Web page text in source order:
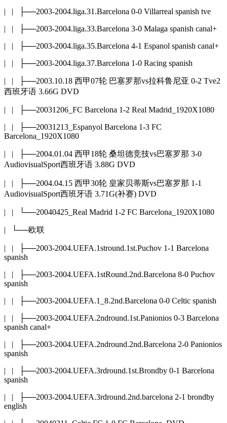
| | ├──2003-2004.liga.31.Barcelona 0-0 Villarreal spanish tve
| | ├──2003-2004.liga.33.Barcelona 3-0 Malaga spanish canal+
| | ├──2003-2004.liga.35.Barcelona 4-1 Espanol spanish canal+
| | ├──2003-2004.liga.37.Barcelona 1-0 Racing spanish
| | ├──2003.10.18 西甲07轮 巴塞罗那vs拉科鲁尼亚 0-2 Tve2
西班牙语 3.66G DVD
| | ├──20031206_FC Barcelona 1-2 Real Madrid_1920X1080
| | ├──20031213_Espanyol Barcelona 1-3 FC
Barcelona_1920X1080
| | ├──2004.01.04 西甲18轮 桑坦德竞技vs巴塞罗那 3-0
AudiovisualSport西班牙语 3.88G DVD
| | ├──2004.04.15 西甲30轮 皇家贝蒂斯vs巴塞罗那 1-1
AudiovisualSport西班牙语 3.71G(补赛) DVD
| | └──20040425_Real Madrid 1-2 FC Barcelona_1920X1080
| └──欧联
| | ├──2003-2004.UEFA.1stround.1st.Puchov 1-1 Barcelona
spanish
| | ├──2003-2004.UEFA.1stRound.2nd.Barcelona 8-0 Puchov
spanish
| | ├──2003-2004.UEFA.1_8.2nd.Barcelona 0-0 Celtic spanish
| | ├──2003-2004.UEFA.2ndround.1st.Panionios 0-3 Barcelona
spanish canal+
| | ├──2003-2004.UEFA.2ndround.2nd.Barcelona 2-0 Panionios
spanish
| | ├──2003-2004.UEFA.3rdround.1st.Brondby 0-1 Barcelona
spanish
| | ├──2003-2004.UEFA.3rdround.2nd.barcelona 2-1 brondby
english